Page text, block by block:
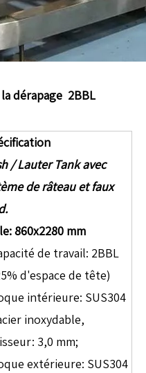
dérapage 2BBL
/ Lauter Tank avec
de râteau et faux
860x2280 mm
de travail: 2BBL
d'espace de tête)
intérieure: SUS304
inoxydable,
3,0 mm;
extérieure: SUS304